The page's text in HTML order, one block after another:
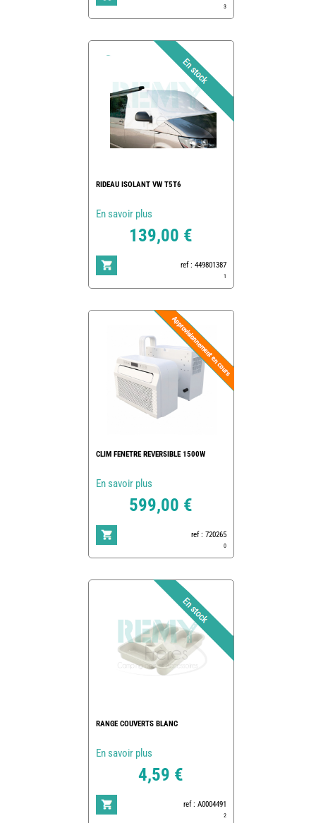
3
RIDEAU ISOLANT VW T5T6
En savoir plus
139,00 €
ref : 449801387
1
CLIM FENETRE REVERSIBLE 1500W
En savoir plus
599,00 €
ref : 720265
0
RANGE COUVERTS BLANC
En savoir plus
4,59 €
ref : A0004491
2